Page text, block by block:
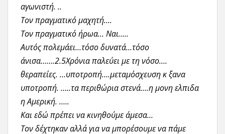
αγωνιστή. ..
Τον πραγματικό μαχητή….
Τον πραγματικό ήρωα… Ναι…..
Αυτός πολεμάει…τόσο δυνατά…τόσο
άνισα…….2.5Χρόνια παλεύει με τη νόσο….
θεραπείες. …υποτροπή….μεταμόσχευση κ ξανα
υποτροπή. …..τα περιθώρια στενά….η μονη ελπιδα
η Αμερική. …..
Και εδώ πρέπει να κινηθούμε άμεσα…
Τον δέχτηκαν αλλά για να μπορέσουμε να πάμε